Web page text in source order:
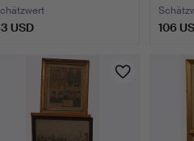
USD 106